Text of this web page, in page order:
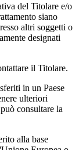
del Titolare e/o
siano
altri soggetti o
designati
il Titolare.
in un Paese
ulteriori
consultare la
alla base